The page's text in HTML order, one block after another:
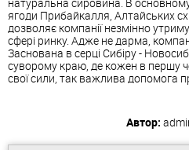
ягоди Прибайкалля, Алтайських
дозволяє компанії незмінно
сфері ринку. Адже не дарма,
Заснована в серці Сибіру -
суворому краю, де кожен в першу
свої сили, так важлива допомога
Автор: